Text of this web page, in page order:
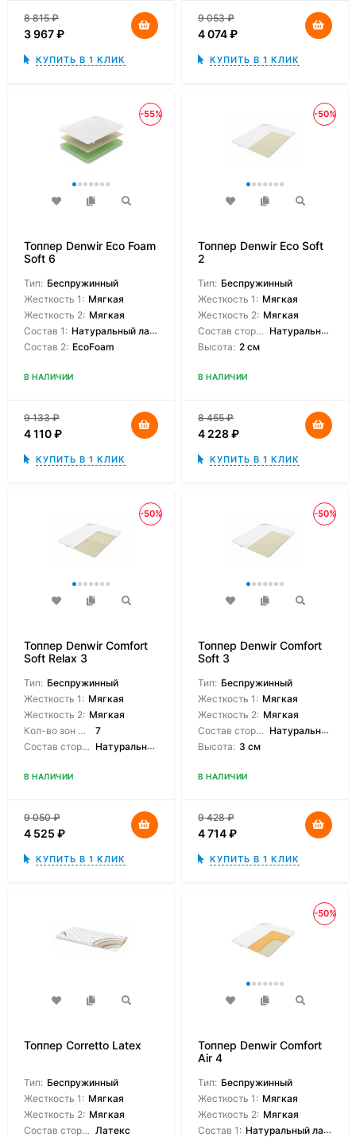
8 815₽
3 967₽
КУПИТЬ В 1 КЛИК
9 053₽
4 074₽
КУПИТЬ В 1 КЛИК
-55%
Топпер Denwir Eco Foam
Soft 6
Тип: Беспружинный
Жесткость 1: Мягкая
Жесткость 2: Мягкая
Состав 1: Натуральный латекс
Состав 2: EcoFoam
В НАЛИЧИИ
9 133₽
4 110₽
КУПИТЬ В 1 КЛИК
-50%
Топпер Denwir Eco Soft
2
Тип: Беспружинный
Жесткость 1: Мягкая
Жесткость 2: Мягкая
Состав сторон: Натуральный латекс
Высота: 2 см
В НАЛИЧИИ
8 455₽
4 228₽
КУПИТЬ В 1 КЛИК
-50%
Топпер Denwir Comfort
Soft Relax 3
Тип: Беспружинный
Жесткость 1: Мягкая
Жесткость 2: Мягкая
Кол-во зон жесткости:
7
Состав сторон: Натуральный латекс 7-зонный
В НАЛИЧИИ
9 050₽
4 525 ₽
КУПИТЬ В 1 КЛИК
-50%
Топпер Denwir Comfort
Soft 3
Тип: Беспружинный
Жесткость 1: Мягкая
Жесткость 2: Мягкая
Состав сторон: Натуральный латекс
Высота: 3 см
В НАЛИЧИИ
9 428₽
4 714₽
КУПИТЬ В 1 КЛИК
Топпер Corretto Latex
Тип: Беспружинный
Жесткость 1: Мягкая
Жесткость 2: Мягкая
Состав сторон: Латекс
-50%
Топпер Denwir Comfort
Air 4
Тип: Беспружинный
Жесткость 1: Мягкая
Жесткость 2: Мягкая
Состав 1: Натуральный латекс